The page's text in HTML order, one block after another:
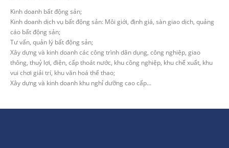
Kinh doanh bất động sản;
Kinh doanh dịch vụ bất động sản: Môi giới, định giá, sàn giao dịch, quảng
cáo bất động sản;
Tư vấn, quản lý bất động sản;
Xây dựng và kinh doanh các công trình dân dụng, công nghiệp, giao
thông, thuỷ lợi, điện, cấp thoát nước, khu công nghiệp, khu chế xuất, khu
vui chơi giải trí, khu văn hoá thể thao;
Xây dựng và kinh doanh khu nghỉ dưỡng cao cấp…